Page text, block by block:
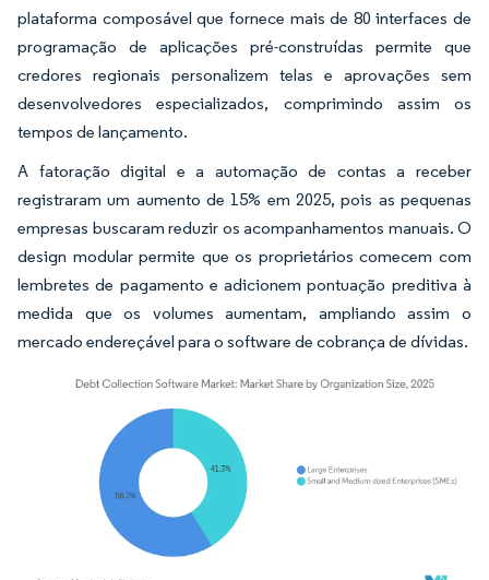
plataforma composável que fornece mais de 80 interfaces de
programação de aplicações pré-construídas permite que
credores regionais personalizem telas e aprovações sem
desenvolvedores especializados, comprimindo assim os
tempos de lançamento.
A fatoração digital e a automação de contas a receber
registraram um aumento de 15% em 2025, pois as pequenas
empresas buscaram reduzir os acompanhamentos manuais. O
design modular permite que os proprietários comecem com
lembretes de pagamento e adicionem pontuação preditiva à
medida que os volumes aumentam, ampliando assim o
mercado endereçável para o software de cobrança de dívidas.